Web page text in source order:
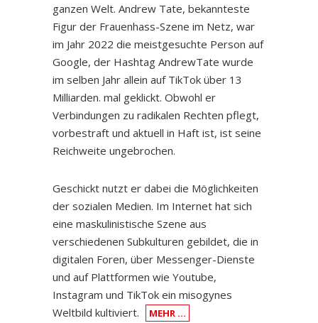
ganzen Welt. Andrew Tate, bekannteste
Figur der Frauenhass-Szene im Netz, war
im Jahr 2022 die meistgesuchte Person auf
Google, der Hashtag AndrewTate wurde
im selben Jahr allein auf TikTok über 13
Milliarden. mal geklickt. Obwohl er
Verbindungen zu radikalen Rechten pflegt,
vorbestraft und aktuell in Haft ist, ist seine
Reichweite ungebrochen.
Geschickt nutzt er dabei die Möglichkeiten
der sozialen Medien. Im Internet hat sich
eine maskulinistische Szene aus
verschiedenen Subkulturen gebildet, die in
digitalen Foren, über Messenger-Dienste
und auf Plattformen wie Youtube,
Instagram und TikTok ein misogynes
Weltbild kultiviert.
MEHR …